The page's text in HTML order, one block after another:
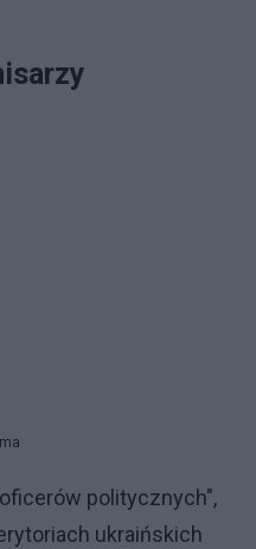
politycznych",
ukraińskich